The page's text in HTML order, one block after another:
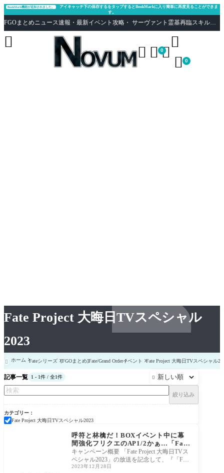
Fate Project 大晦日TVスペシャル
2023
BookMark機能が追加されました。
アイキャッチ下の保存するをタップするとBookMarkに入り簡単に再度見ることができま
す。
FGOまとめニュース速報・最新イベント攻略・ サーヴァント霊基再臨スキル性能評価まとめ Fate/Grand Order
  0

 0

 ホーム Fateシリーズ [FGOまとめ]Fate/Grand Orderイベント Fate Project 大晦日TVスペシャル
記事一覧 1 - 1件 / 全1件 
絞り込み
カテゴリー
Fate Project 大晦日TVスペシャル2023
Fate Project 大晦日TV
呼符と林檎だ！BOXイベント中に幕
間強化フリクエのAP1/2かぁ…「Fate
Project 大晦日TVスペシャル2023」
放送記念キャンペーン
キャンペーン概要 「Fate Project 大晦日TVス
ペシャル2023」の放送を記念して、『「Fate
Project 大晦日TVスペシャル2023」放送記念
2023年12月28日